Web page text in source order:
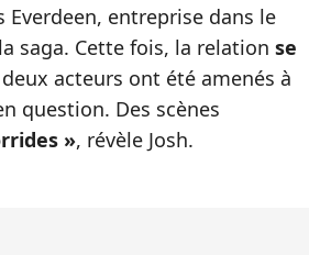
Everdeen, entreprise dans le
saga. Cette fois, la relation se
acteurs ont été amenés à
question. Des scènes
», révèle Josh.